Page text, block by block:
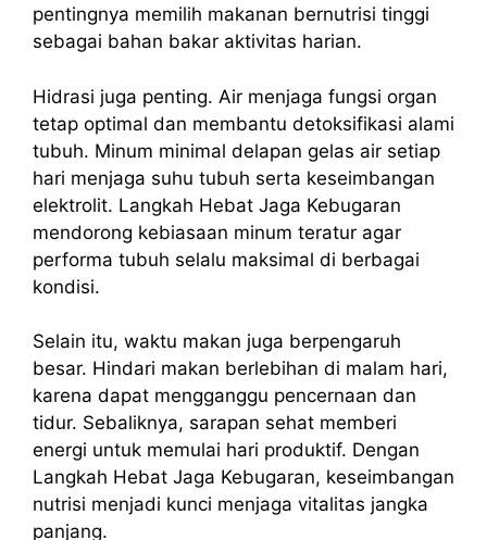
pentingnya memilih makanan bernutrisi tinggi
sebagai bahan bakar aktivitas harian.
Hidrasi juga penting. Air menjaga fungsi organ
tetap optimal dan membantu detoksifikasi alami
tubuh. Minum minimal delapan gelas air setiap
hari menjaga suhu tubuh serta keseimbangan
elektrolit. Langkah Hebat Jaga Kebugaran
mendorong kebiasaan minum teratur agar
performa tubuh selalu maksimal di berbagai
kondisi.
Selain itu, waktu makan juga berpengaruh
besar. Hindari makan berlebihan di malam hari,
karena dapat mengganggu pencernaan dan
tidur. Sebaliknya, sarapan sehat memberi
energi untuk memulai hari produktif. Dengan
Langkah Hebat Jaga Kebugaran, keseimbangan
nutrisi menjadi kunci menjaga vitalitas jangka
panjang.